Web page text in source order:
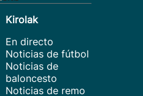
Kirolak
En directo
Noticias de fútbol
Noticias de
baloncesto
Noticias de remo